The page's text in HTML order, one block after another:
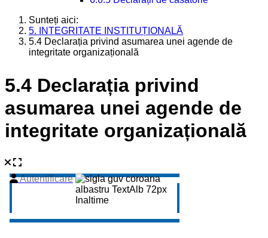
Sunteți aici:
5. INTEGRITATE INSTITUȚIONALĂ
5.4 Declarația privind asumarea unei agende de
integritate organizațională
5.4 Declarația privind
asumarea unei agende de
integritate organizațională